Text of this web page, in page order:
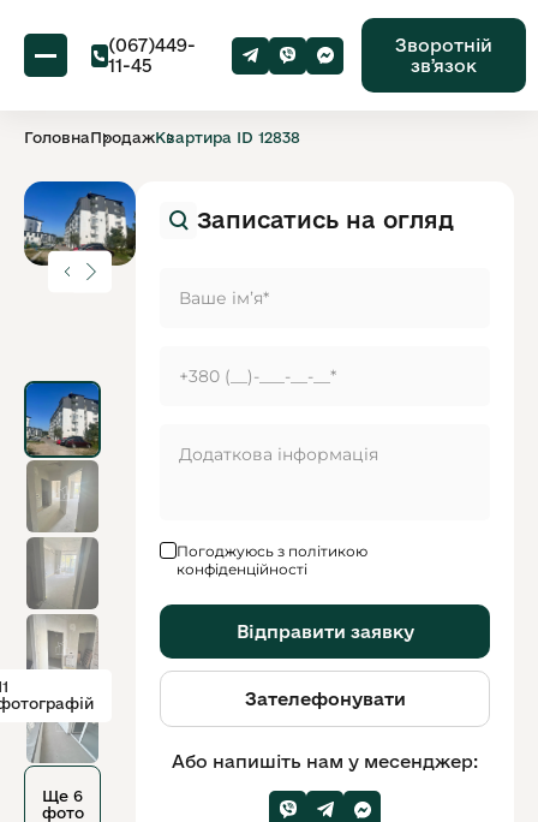
(067)449-
11-45
Зворотній
звʼязок
ГоловнаПродажКвартира ID 12838
Ще 6
фото
Записатись на огляд
Погоджуюсь з політикою
конфіденційності
Відправити заявку
Зателефонувати
Або напишіть нам у месенджер: